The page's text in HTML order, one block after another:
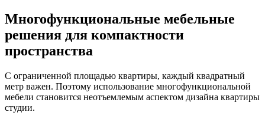
Многофункциональные мебельные
решения для компактности
пространства
С ограниченной площадью квартиры, каждый квадратный
метр важен. Поэтому использование многофункциональной
мебели становится неотъемлемым аспектом дизайна квартиры
студии.